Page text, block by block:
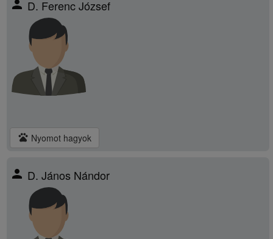
person D. Ferenc József
pets Nyomot hagyok
person D. János Nándor